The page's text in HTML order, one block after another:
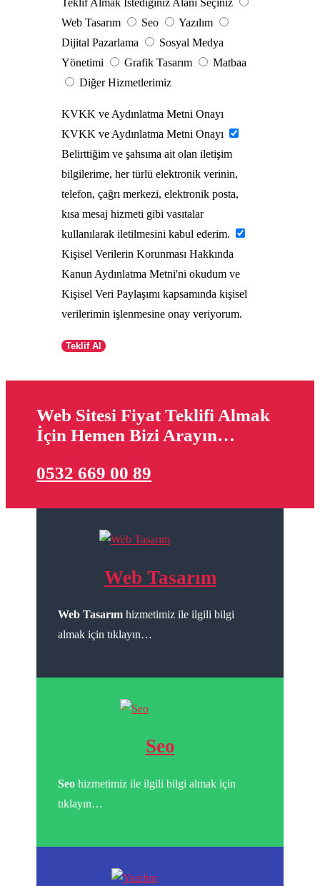
Teklif Almak İstediğiniz Alanı Seçiniz
Web Tasarım
Seo
Yazılım
Dijital Pazarlama
Sosyal Medya
Yönetimi
Grafik Tasarım
Matbaa
Diğer Hizmetlerimiz
KVKK ve Aydınlatma Metni Onayı
KVKK ve Aydınlatma Metni Onayı
Belirttiğim ve şahsıma ait olan iletişim
bilgilerime, her türlü elektronik verinin,
telefon, çağrı merkezi, elektronik posta,
kısa mesaj hizmeti gibi vasıtalar
kullanılarak iletilmesini kabul ederim.
Kişisel Verilerin Korunması Hakkında
Kanun Aydınlatma Metni'ni okudum ve
Kişisel Veri Paylaşımı kapsamında kişisel
verilerimin işlenmesine onay veriyorum.
Teklif Al
Web Sitesi Fiyat Teklifi Almak
İçin Hemen Bizi Arayın…
0532 669 00 89
Web Tasarım
Web Tasarım hizmetimiz ile ilgili bilgi
almak için tıklayın…
Seo
Seo hizmetimiz ile ilgili bilgi almak için
tıklayın…